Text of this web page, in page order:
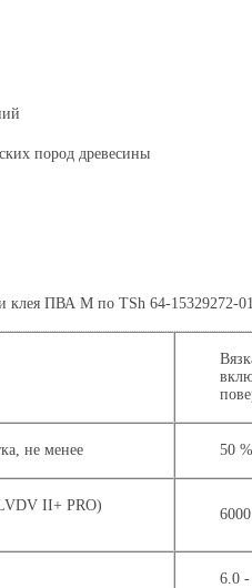
пород древесины
клея ПВА М по TSh 64-
не менее 50 %
II+ PRO)
6.0